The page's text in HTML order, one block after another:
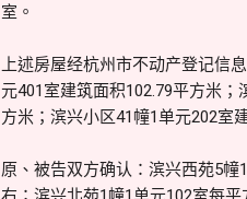
室。
上述房屋经杭州市不动产登记信
元401室建筑面积102.79平方米
方米；滨兴小区41幢1单元202室
原、被告双方确认：滨兴西苑5幢